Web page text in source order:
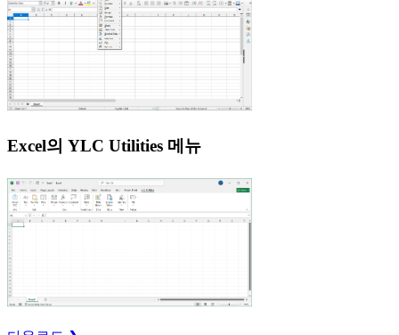
Excel의 YLC Utilities 메뉴